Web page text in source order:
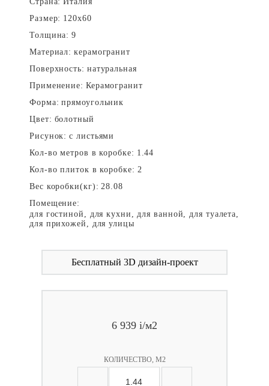
Размер: 120x60
Толщина: 9
Материал: керамогранит
Поверхность: натуральная
Применение: Керамогранит
Форма: прямоугольник
Цвет: болотный
Рисунок: с листьями
Кол-во метров в коробке: 1.44
Кол-во плиток в коробке: 2
Вес коробки(кг): 28.08
Помещение:
для гостиной, для кухни, для ванной, для туалета,
для прихожей, для улицы
Бесплатный 3D дизайн-проект
6 939 i/м2
КОЛИЧЕСТВО, М2